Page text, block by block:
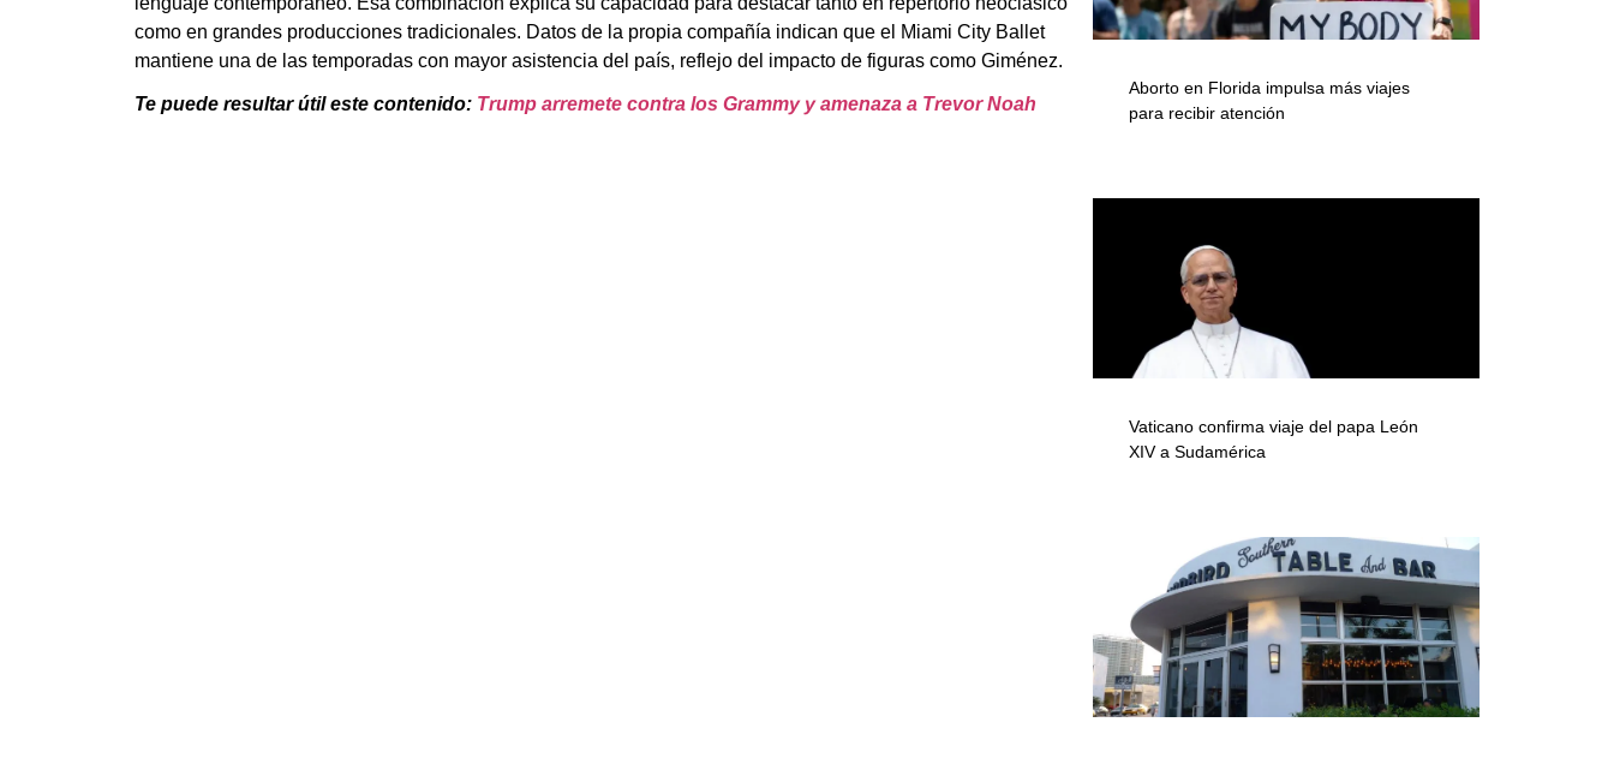
como en grandes producciones tradicionales. Datos de la propia compañía indican que el Miami City Ballet
mantiene una de las temporadas con mayor asistencia del país, reflejo del impacto de figuras como Giménez.
Te puede resultar útil este contenido: Trump arremete contra los Grammy y amenaza a Trevor Noah
Aborto en Florida impulsa más viajes
para recibir atención
Vaticano confirma viaje del papa León
XIV a Sudamérica